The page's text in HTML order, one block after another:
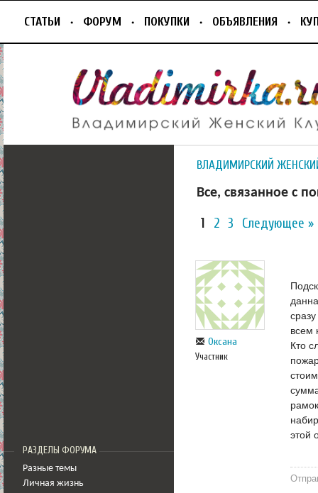
СТАТЬИ ФОРУМ ПОКУПКИ ОБЪЯВЛЕНИЯ
РАЗДЕЛЫ ФОРУМА
Разные темы
Личная жизнь
ВЛАДИМИРСКИЙ
Все, связанное с
1 2 3 Следующее »
Оксана
Участник
всем
Кто
этой